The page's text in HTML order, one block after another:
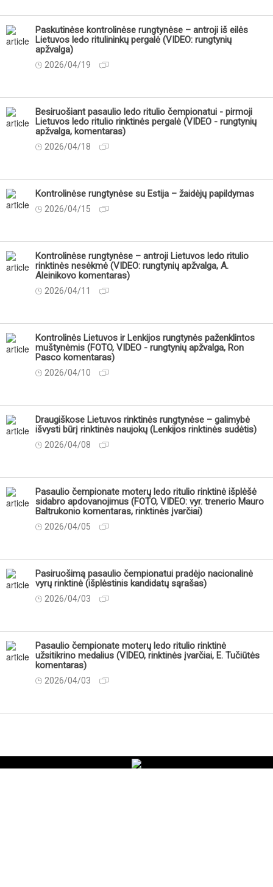
Paskutinėse kontrolinėse rungtynėse – antroji iš eilės
Lietuvos ledo ritulininkų pergalė (VIDEO: rungtynių
apžvalga)
2026/04/19
Besiruošiant pasaulio ledo ritulio čempionatui - pirmoji
Lietuvos ledo ritulio rinktinės pergalė (VIDEO - rungtynių
apžvalga, komentaras)
2026/04/18
Kontrolinėse rungtynėse su Estija – žaidėjų papildymas
2026/04/15
Kontrolinėse rungtynėse – antroji Lietuvos ledo ritulio
rinktinės nesėkmė (VIDEO: rungtynių apžvalga, A.
Aleinikovo komentaras)
2026/04/11
Kontrolinės Lietuvos ir Lenkijos rungtynės paženklintos
muštynėmis (FOTO, VIDEO - rungtynių apžvalga, Ron
Pasco komentaras)
2026/04/10
Draugiškose Lietuvos rinktinės rungtynėse – galimybė
išvysti būrį rinktinės naujokų (Lenkijos rinktinės sudėtis)
2026/04/08
Pasaulio čempionate moterų ledo ritulio rinktinė išplėšė
sidabro apdovanojimus (FOTO, VIDEO: vyr. trenerio Mauro
Baltrukonio komentaras, rinktinės įvarčiai)
2026/04/05
Pasiruošimą pasaulio čempionatui pradėjo nacionalinė
vyrų rinktinė (išplėstinis kandidatų sąrašas)
2026/04/03
Pasaulio čempionate moterų ledo ritulio rinktinė
užsitikrino medalius (VIDEO, rinktinės įvarčiai, E. Tučiūtės
komentaras)
2026/04/03